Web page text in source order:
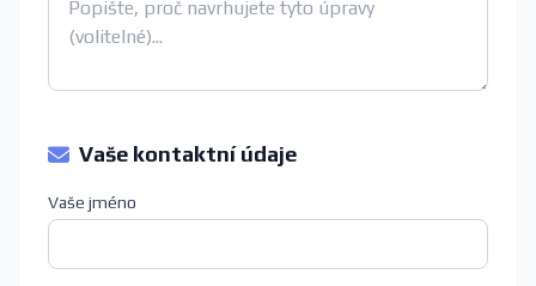
Vaše kontaktní údaje
Vaše jméno